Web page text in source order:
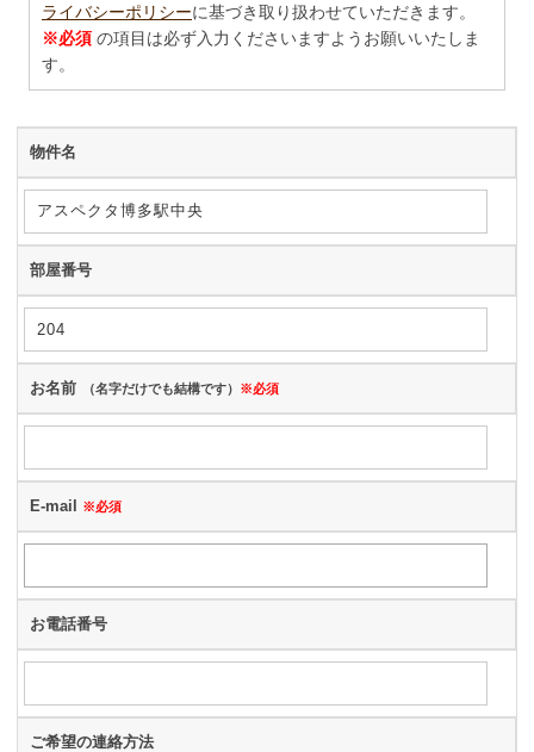
ライバシーポリシーに基づき取り扱わせていただきます。
※必須 の項目は必ず入力くださいますようお願いいたしま
す。
物件名
部屋番号
お名前 （名字だけでも結構です） ※必須
E-mail ※必須
お電話番号
ご希望の連絡方法